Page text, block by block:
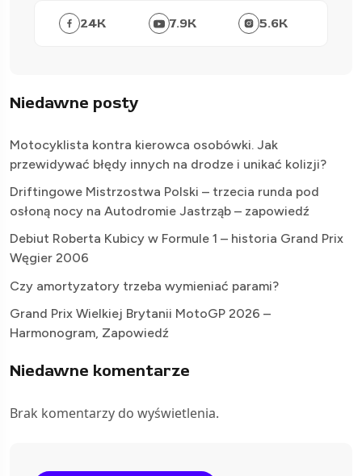
24K 7.9K 5.6K
Niedawne posty
Motocyklista kontra kierowca osobówki. Jak
przewidywać błędy innych na drodze i unikać kolizji?
Driftingowe Mistrzostwa Polski – trzecia runda pod
osłoną nocy na Autodromie Jastrząb – zapowiedź
Debiut Roberta Kubicy w Formule 1 – historia Grand Prix
Węgier 2006
Czy amortyzatory trzeba wymieniać parami?
Grand Prix Wielkiej Brytanii MotoGP 2026 –
Harmonogram, Zapowiedź
Niedawne komentarze
Brak komentarzy do wyświetlenia.